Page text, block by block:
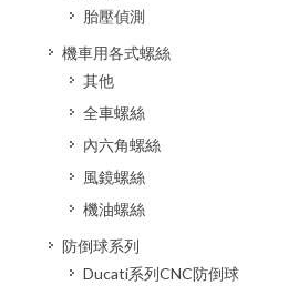
胎壓偵測
機車用各式螺絲
其他
全車螺絲
內六角螺絲
風鏡螺絲
機油螺絲
防倒球系列
Ducati系列CNC防倒球